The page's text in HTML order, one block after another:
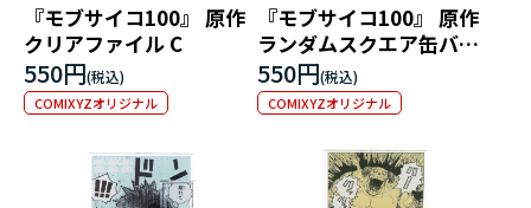
『モブサイコ100』 原作
クリアファイル C
550円
COMIXYZオリジナル
『モブサイコ100』 原作
ランダムスクエア缶バッ
ジ（全6種）
550円
COMIXYZオリジナル